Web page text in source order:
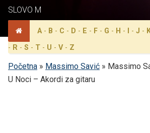
SLOVO M
A- B - C - D - E - F - G - H - - J -
- R - S - T - U - V- Z
Početna » Massimo Savić » Massimo
U Noci – Akordi za gitaru